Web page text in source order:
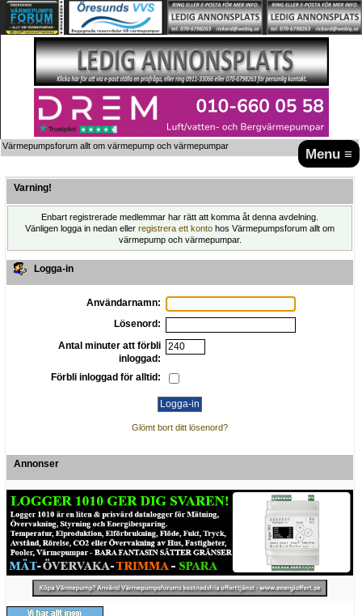
Menu ≡
Värmepumpsforum allt om värmepump och värmepumpar
Varning!
Enbart registrerade medlemmar har rätt att komma åt denna avdelning.
Vänligen logga in nedan eller registrera ett konto hos Värmepumpsforum allt om
värmepump och värmepumpar.
Logga-in
Användarnamn:
Lösenord:
Antal minuter att förbli
inloggad:
Förbli inloggad för alltid:
Glömt bort ditt lösenord?
Annonser